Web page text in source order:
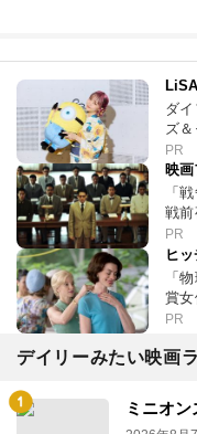
ダ
ズ
PR
映画
「
戦
PR
ヒ
「
賞女
PR
デイリーみたい映画
ミニオ